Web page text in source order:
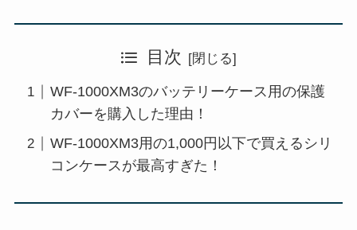
目次
WF-1000XM3のバッテリーケース用の保護
カバーを購入した理由！
WF-1000XM3用の1,000円以下で買えるシリ
コンケースが最高すぎた！